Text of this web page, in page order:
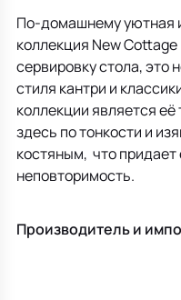
По-домашнему уютная
коллекция New
сервировку стола, это
стиля кантри и
коллекции является
здесь по тонкости и
костяным, что
неповторимость.
Производитель и